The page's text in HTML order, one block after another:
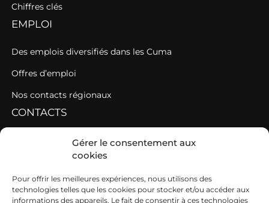
Gérer le consentement aux
cookies
Pour offrir les meilleures expériences, nous utilisons des
technologies telles que les cookies pour stocker et/ou accéder aux
informations des appareils. Le fait de consentir à ces technologies
Chiffres clés
EMPLOI
Des emplois diversifiés dans les Cuma
Offres d’emploi
Nos contacts régionaux
CONTACTS
Contacter une fédération
Contacter les AGC de l’Ouest
SIEGE